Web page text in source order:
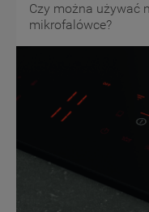
Czy można używać
mikrofalówce?